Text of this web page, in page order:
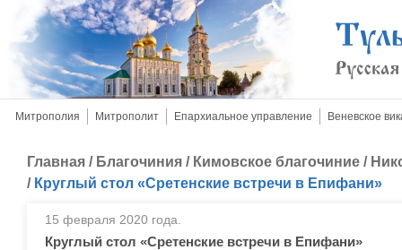
Митрополия Митрополит Епархиальное управление Веневское
Главная / Благочиния / Кимовское благочиние /
/ Круглый стол «Сретенские встречи в Епифани»
15 февраля 2020 года.
Круглый стол «Сретенские встречи в Епифани»